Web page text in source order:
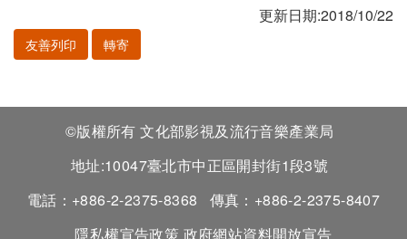
更新日期:2018/10/22
友善列印 轉寄
©版權所有 文化部影視及流行音樂產業局
地址:10047臺北市中正區開封街1段3號
電話：+886-2-2375-8368
傳真：+886-2-2375-8407
隱私權宣告政策 政府網站資料開放宣告